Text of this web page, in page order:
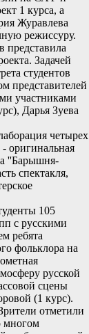
1 курса, а
Журавлева
режиссуру.
представила
Задачей
студентов
представителей
участниками
Дарья Зуева
четырех
- оригинальная
''Барышня-
спектакля,
105
с русскими
ребята
фольклора на
русской
сцены
(1 курс).
отметили
многом